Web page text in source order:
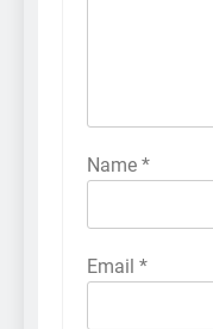
Name *
Email *